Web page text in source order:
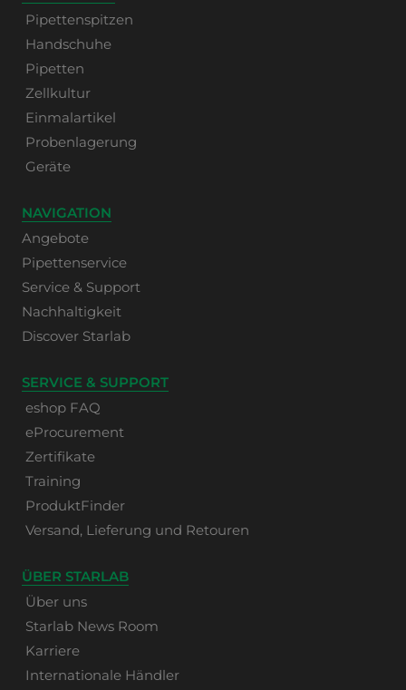
Pipettenspitzen
Handschuhe
Pipetten
Zellkultur
Einmalartikel
Probenlagerung
Geräte
NAVIGATION
Angebote
Pipettenservice
Service & Support
Nachhaltigkeit
Discover Starlab
SERVICE & SUPPORT
eshop FAQ
eProcurement
Zertifikate
Training
ProduktFinder
Versand, Lieferung und Retouren
ÜBER STARLAB
Über uns
Starlab News Room
Karriere
Internationale Händler